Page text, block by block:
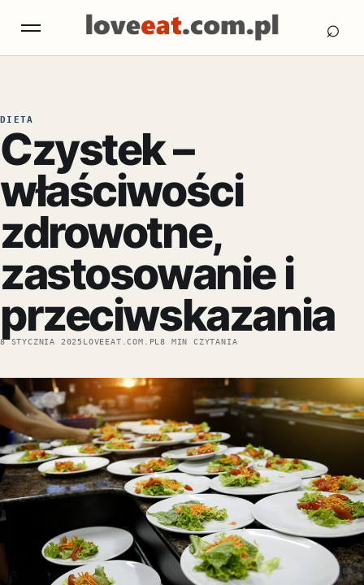
Otwórz menu ⌕
DIETA
Czystek –
właściwości
zdrowotne,
zastosowanie i
przeciwskazania
8 STYCZNIA 2025LOVEEAT.COM.PL8 MIN CZYTANIA